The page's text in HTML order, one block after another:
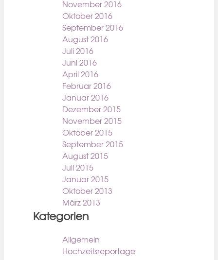
November 2016
Oktober 2016
September 2016
August 2016
Juli 2016
Juni 2016
April 2016
Februar 2016
Januar 2016
Dezember 2015
November 2015
Oktober 2015
September 2015
August 2015
Juli 2015
Januar 2015
Oktober 2013
März 2013
Kategorien
Allgemein
Hochzeitsreportage